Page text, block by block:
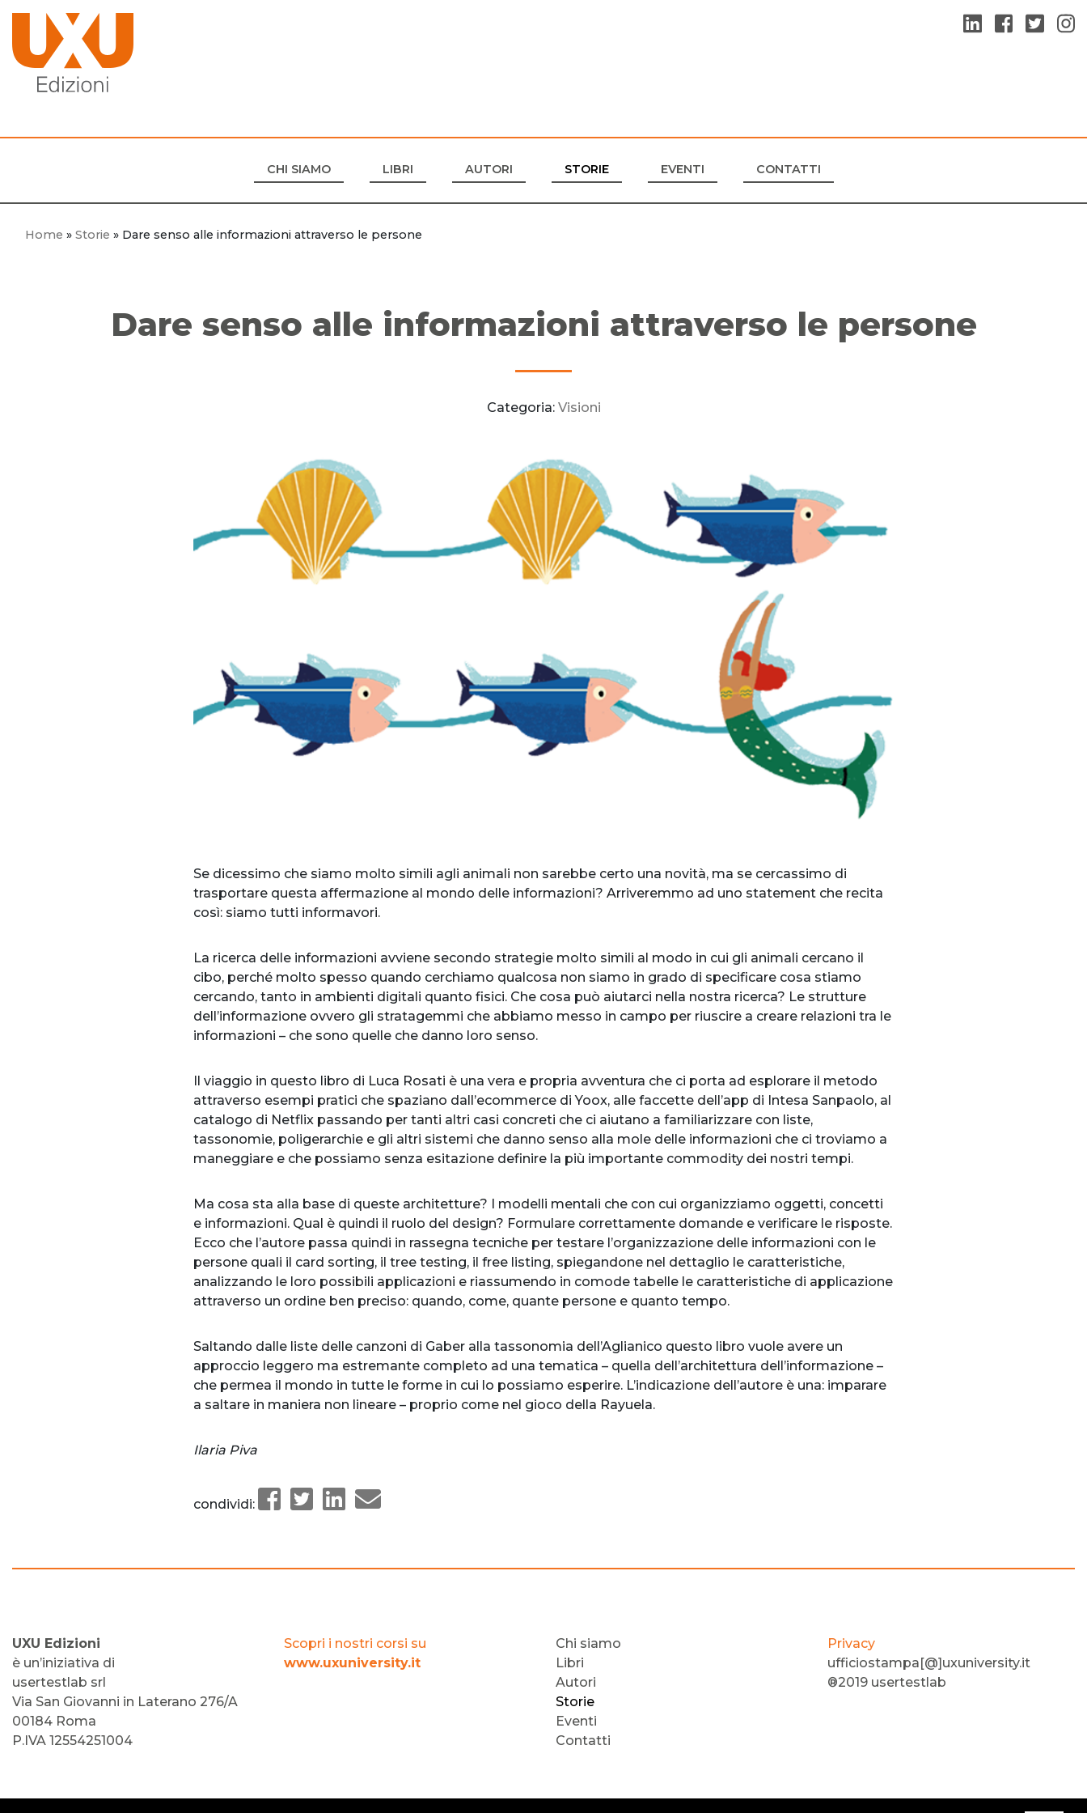
CHI SIAMO LIBRI AUTORI STORIE EVENTI CONTATTI
Home » Storie » Dare senso alle informazioni attraverso le persone
Dare senso alle informazioni attraverso le persone
Categoria: Visioni
Se dicessimo che siamo molto simili agli animali non sarebbe certo una novità, ma se cercassimo di
trasportare questa affermazione al mondo delle informazioni? Arriveremmo ad uno statement che recita
così: siamo tutti informavori.
La ricerca delle informazioni avviene secondo strategie molto simili al modo in cui gli animali cercano il
cibo, perché molto spesso quando cerchiamo qualcosa non siamo in grado di specificare cosa stiamo
cercando, tanto in ambienti digitali quanto fisici. Che cosa può aiutarci nella nostra ricerca? Le strutture
dell’informazione ovvero gli stratagemmi che abbiamo messo in campo per riuscire a creare relazioni tra le
informazioni – che sono quelle che danno loro senso.
Il viaggio in questo libro di Luca Rosati è una vera e propria avventura che ci porta ad esplorare il metodo
attraverso esempi pratici che spaziano dall’ecommerce di Yoox, alle faccette dell’app di Intesa Sanpaolo, al
catalogo di Netflix passando per tanti altri casi concreti che ci aiutano a familiarizzare con liste,
tassonomie, poligerarchie e gli altri sistemi che danno senso alla mole delle informazioni che ci troviamo a
maneggiare e che possiamo senza esitazione definire la più importante commodity dei nostri tempi.
Ma cosa sta alla base di queste architetture? I modelli mentali che con cui organizziamo oggetti, concetti
e informazioni. Qual è quindi il ruolo del design? Formulare correttamente domande e verificare le risposte.
Ecco che l’autore passa quindi in rassegna tecniche per testare l’organizzazione delle informazioni con le
persone quali il card sorting, il tree testing, il free listing, spiegandone nel dettaglio le caratteristiche,
analizzando le loro possibili applicazioni e riassumendo in comode tabelle le caratteristiche di applicazione
attraverso un ordine ben preciso: quando, come, quante persone e quanto tempo.
Saltando dalle liste delle canzoni di Gaber alla tassonomia dell’Aglianico questo libro vuole avere un
approccio leggero ma estremante completo ad una tematica – quella dell’architettura dell’informazione –
che permea il mondo in tutte le forme in cui lo possiamo esperire. L’indicazione dell’autore è una: imparare
a saltare in maniera non lineare – proprio come nel gioco della Rayuela.
Ilaria Piva
condividi:
UXU Edizioni
è un’iniziativa di
usertestlab srl
Via San Giovanni in Laterano 276/A
00184 Roma
P.IVA 12554251004
Scopri i nostri corsi su
www.uxuniversity.it
Chi siamo
Libri
Autori
Storie
Eventi
Contatti
Privacy
ufficiostampa[@]uxuniversity.it
®2019 usertestlab